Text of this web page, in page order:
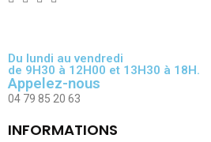
Du lundi au vendredi
de 9H30 à 12H00 et 13H30 à 18H.
Appelez-nous
04 79 85 20 63
INFORMATIONS